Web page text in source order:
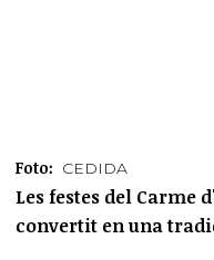
Foto: CEDIDA
Les festes del Carme
convertit en una